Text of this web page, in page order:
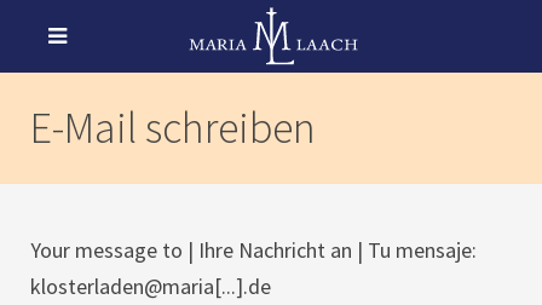
E-Mail schreiben
Your message to | Ihre Nachricht an | Tu mensaje:
klosterladen@maria[...].de